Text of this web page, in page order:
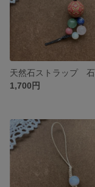
1,700円